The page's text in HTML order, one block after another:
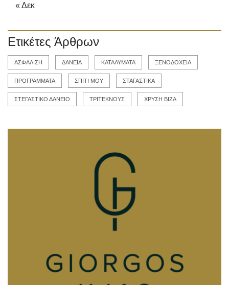
« Δεκ
Ετικέτες Άρθρων
ΑΣΦΑΛΙΣΗ ΔΑΝΕΙΑ ΚΑΤΑΛΥΜΑΤΑ ΞΕΝΟΔΟΧΕΙΑ
ΠΡΟΓΡΑΜΜΑΤΑ ΣΠΙΤΙ ΜΟΥ ΣΤΑΓΑΣΤΙΚΑ
ΣΤΕΓΑΣΤΙΚΟ ΔΑΝΕΙΟ ΤΡΙΤΕΚΝΟΥΣ ΧΡΥΣΗ ΒΙΖΑ